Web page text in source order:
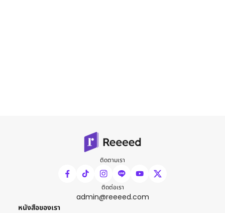
ติดตามเรา
ติดต่อเรา
admin@reeeed.com
หนังสือของเรา